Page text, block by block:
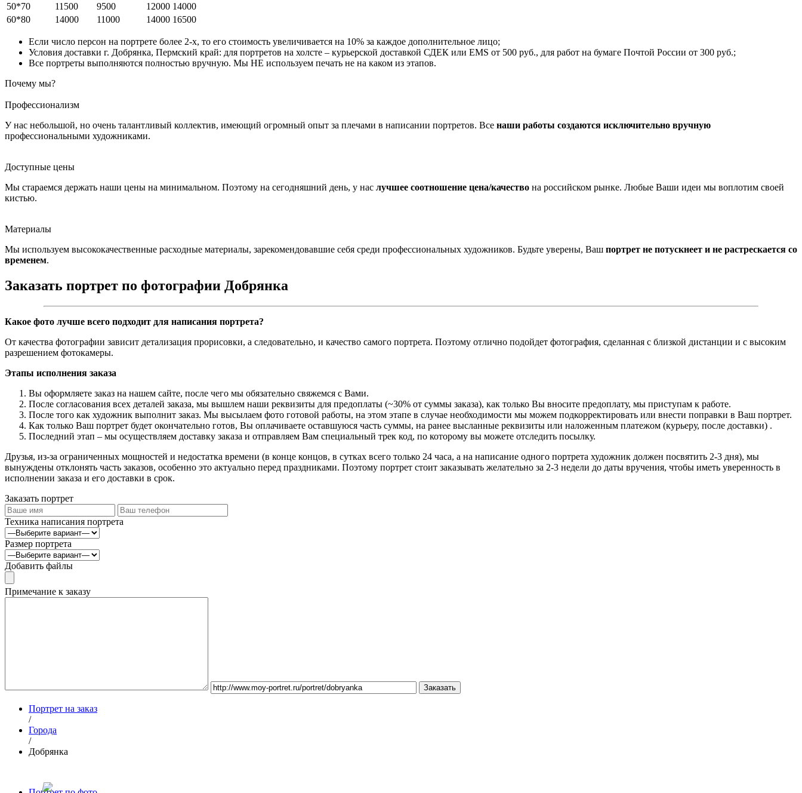
50*70
11500 9500 12000 14000
60*80
14000 11000 14000 16500
Если число персон на портрете более 2-х, то его стоимость увеличивается на 10% за каждое дополнительное лицо;
Условия доставки г. Добрянка, Пермский край: для портретов на холсте – курьерской доставкой СДЕК или EMS от 500 руб., для работ на бумаге Почтой России от 300 руб.;
Все портреты выполняются полностью вручную. Мы НЕ используем печать не на каком из этапов.
Почему мы?
Профессионализм
У нас небольшой, но очень талантливый коллектив, имеющий огромный опыт за плечами в написании портретов. Все наши работы создаются исключительно вручную
профессиональными художниками.
Доступные цены
Мы стараемся держать наши цены на минимальном. Поэтому на сегодняшний день, у нас лучшее соотношение цена/качество на российском рынке. Любые Ваши идеи мы воплотим своей
кистью.
Материалы
Мы используем высококачественные расходные материалы, зарекомендовавшие себя среди профессиональных художников. Будьте уверены, Ваш портрет не потускнеет и не растрескается со
временем.
Заказать портрет по фотографии Добрянка
Какое фото лучше всего подходит для написания портрета?
От качества фотографии зависит детализация прорисовки, а следовательно, и качество самого портрета. Поэтому отлично подойдет фотография, сделанная с близкой дистанции и с высоким
разрешением фотокамеры.
Этапы исполнения заказа
Вы оформляете заказ на нашем сайте, после чего мы обязательно свяжемся с Вами.
После согласования всех деталей заказа, мы вышлем наши реквизиты для предоплаты (~30% от суммы заказа), как только Вы вносите предоплату, мы приступам к работе.
После того как художник выполнит заказ. Мы высылаем фото готовой работы, на этом этапе в случае необходимости мы можем подкорректировать или внести поправки в Ваш портрет.
Как только Ваш портрет будет окончательно готов, Вы оплачиваете оставшуюся часть суммы, на ранее высланные реквизиты или наложенным платежом (курьеру, после доставки) .
Последний этап – мы осуществляем доставку заказа и отправляем Вам специальный трек код, по которому вы можете отследить посылку.
Друзья, из-за ограниченных мощностей и недостатка времени (в конце концов, в сутках всего только 24 часа, а на написание одного портрета художник должен посвятить 2-3 дня), мы
вынуждены отклонять часть заказов, особенно это актуально перед праздниками. Поэтому портрет стоит заказывать желательно за 2-3 недели до даты вручения, чтобы иметь уверенность в
исполнении заказа и его доставки в срок.
Заказать портрет
Техника написания портрета
Размер портрета
Добавить файлы
Примечание к заказу
Портрет на заказ
/
Города
/
Добрянка